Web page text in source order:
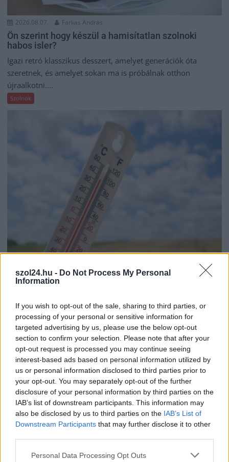
szol24.hu - Do Not Process My Personal
Information
If you wish to opt-out of the sale, sharing to third parties, or
processing of your personal or sensitive information for
targeted advertising by us, please use the below opt-out
section to confirm your selection. Please note that after your
opt-out request is processed you may continue seeing
interest-based ads based on personal information utilized by
us or personal information disclosed to third parties prior to
your opt-out. You may separately opt-out of the further
disclosure of your personal information by third parties on the
IAB’s list of downstream participants. This information may
also be disclosed by us to third parties on the IAB’s List of
Downstream Participants that may further disclose it to other
Please note that this website/app uses one or more Google
Personal Data Processing Opt Outs
2026.08.07. Farkas András
Ön szerint hogy készül a hamisítatlan szolnoki
habos isler?
Igazi retró klasszikus desszert, amelyet generációk óta
szeretnek, és amelyet sokan ma is próbálnak otthon
újraalkotni....
Szolnok
41 fok fölé forrósodott az ország, Szolnokon pedig
egy másik rekord is megdőlt
állomások csütörtökön: több településen is olyan értékek
születtek, amelyek átírták...
Szolnok